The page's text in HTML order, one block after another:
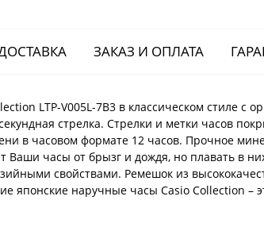
ЗАКАЗ И ОПЛАТА
LTP-V005L-7B3 в классическом стиле
стрелка. Стрелки и метки часов
в часовом формате 12 часов. Прочное
Ваши часы от брызг и дождя, но плавать в
свойствами. Ремешок из
японские наручные часы Casio Collection –